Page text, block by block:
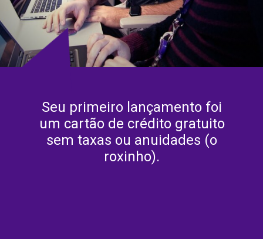
Seu primeiro lançamento foi
um cartão de crédito gratuito
sem taxas ou anuidades (o
roxinho).